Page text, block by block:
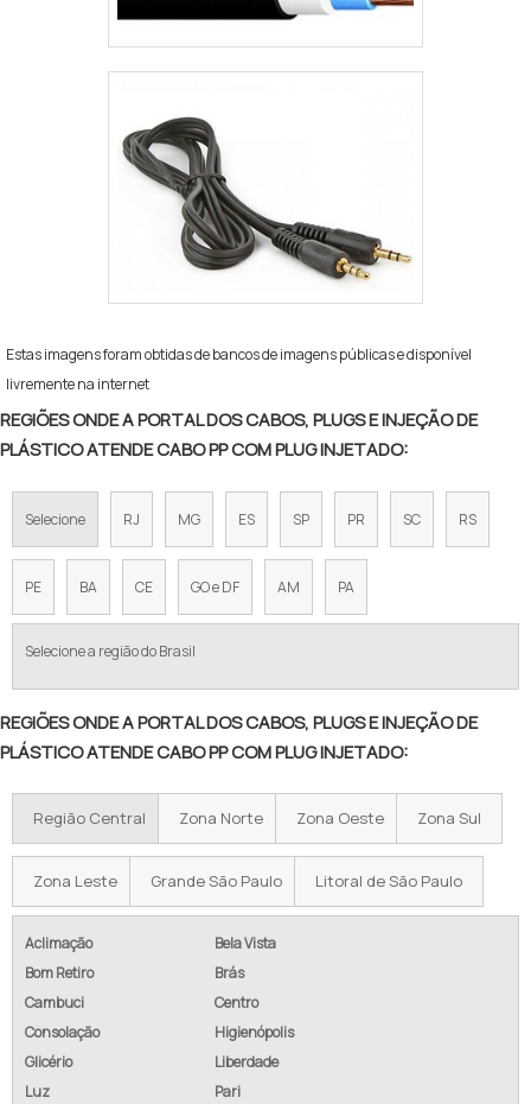
Estas imagens foram obtidas de bancos de imagens públicas e disponível
livremente na internet
REGIÕES ONDE A PORTAL DOS CABOS, PLUGS E INJEÇÃO DE
PLÁSTICO ATENDE CABO PP COM PLUG INJETADO:
Selecione RJ MG ES SP PR SC RS
PE BA CE GO e DF AM PA
Selecione a região do Brasil
REGIÕES ONDE A PORTAL DOS CABOS, PLUGS E INJEÇÃO DE
PLÁSTICO ATENDE CABO PP COM PLUG INJETADO:
Região Central Zona Norte Zona Oeste Zona Sul
Zona Leste Grande São Paulo Litoral de São Paulo
Aclimação
Bela Vista
Bom Retiro
Brás
Cambuci
Centro
Consolação
Higienópolis
Glicério
Liberdade
Luz
Pari